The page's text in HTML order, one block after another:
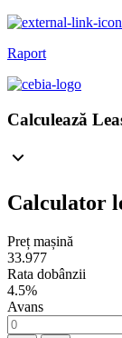
Raport
Calculează
Calculator
Preț mașină
33.977
Rata dobânzii
4.5%
Avans